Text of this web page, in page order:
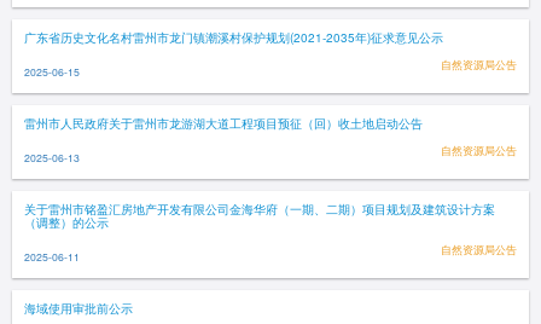
广东省历史文化名村雷州市龙门镇潮溪村保护规划(2021-2035年)征求意见公示
2025-06-15 自然资源局公告
雷州市人民政府关于雷州市龙游湖大道工程项目预征（回）收土地启动公告
2025-06-13 自然资源局公告
关于雷州市铭盈汇房地产开发有限公司金海华府（一期、二期）项目规划及建筑设计方案
（调整）的公示
2025-06-11 自然资源局公告
海域使用审批前公示